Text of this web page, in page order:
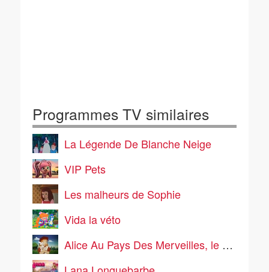
Programmes TV similaires
La Légende De Blanche Neige
VIP Pets
Les malheurs de Sophie
Vida la véto
Alice Au Pays Des Merveilles, le manga